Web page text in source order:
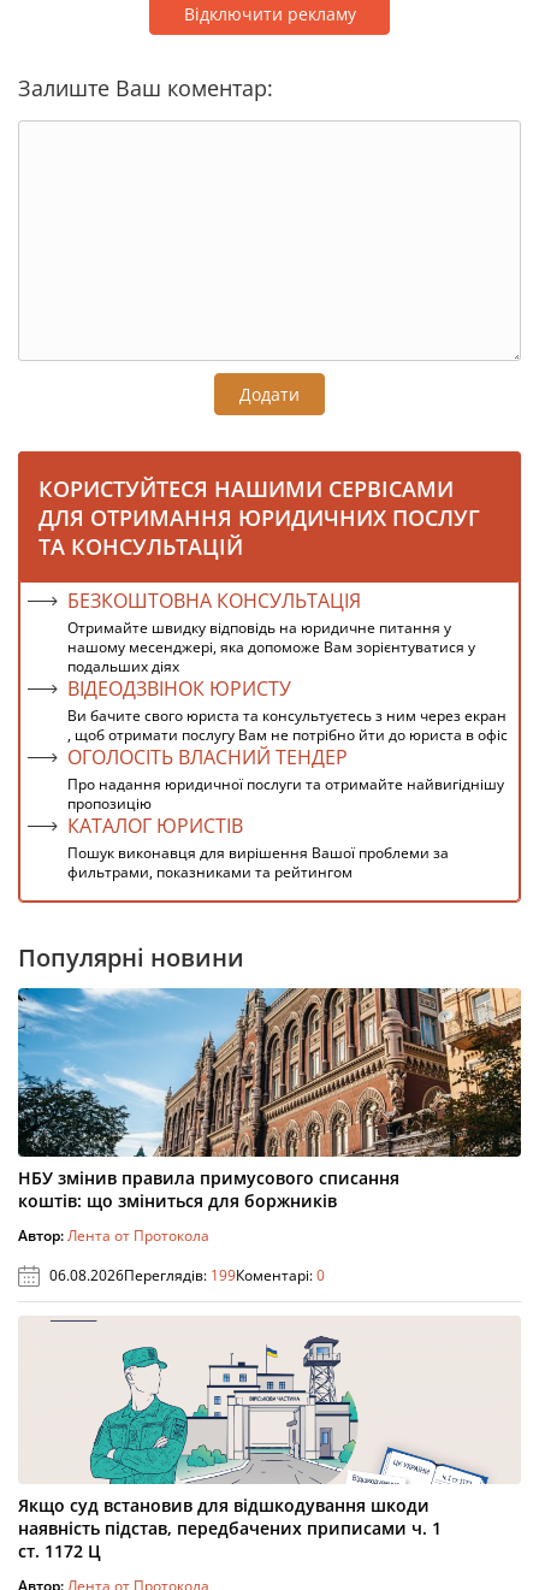
Відключити рекламу
Залиште Ваш коментар:
Додати
КОРИСТУЙТЕСЯ НАШИМИ СЕРВІСАМИ
ДЛЯ ОТРИМАННЯ ЮРИДИЧНИХ ПОСЛУГ
ТА КОНСУЛЬТАЦІЙ
БЕЗКОШТОВНА КОНСУЛЬТАЦІЯ
Отримайте швидку відповідь на юридичне питання у
нашому месенджері, яка допоможе Вам зорієнтуватися у
подальших діях
ВІДЕОДЗВІНОК ЮРИСТУ
Ви бачите свого юриста та консультуєтесь з ним через екран
, щоб отримати послугу Вам не потрібно йти до юриста в офіс
ОГОЛОСІТЬ ВЛАСНИЙ ТЕНДЕР
Про надання юридичної послуги та отримайте найвигіднішу
пропозицію
КАТАЛОГ ЮРИСТІВ
Пошук виконавця для вирішення Вашої проблеми за
фильтрами, показниками та рейтингом
Популярні новини
НБУ змінив правила примусового списання
коштів: що зміниться для боржників
Автор:Лента от Протокола
06.08.2026Переглядів: 199Коментарі:0
Якщо суд встановив для відшкодування шкоди
наявність підстав, передбачених приписами ч. 1
ст. 1172 Ц
Автор: Лента от Протокола